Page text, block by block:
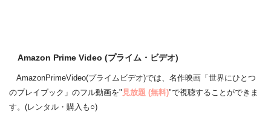
Amazon Prime Video (プライム・ビデオ)
AmazonPrimeVideo(プライムビデオ)では、名作映画「世界にひとつ
のプレイブック」のフル動画を" 見放題 (無料)"で視聴することができま
す。(レンタル・購入も○)